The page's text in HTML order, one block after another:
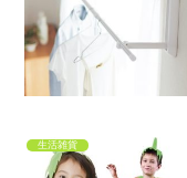
生活雑貨